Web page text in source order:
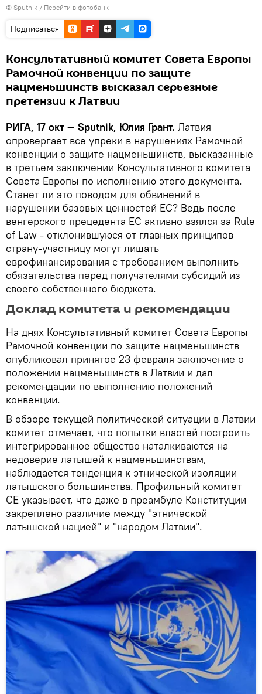
© Sputnik / Перейти в фотобанк
Подписаться
Консультативный комитет Совета Европы
Рамочной конвенции по защите
нацменьшинств высказал серьезные
претензии к Латвии
РИГА, 17 окт — Sputnik, Юлия Грант. Латвия
опровергает все упреки в нарушениях Рамочной
конвенции о защите нацменьшинств, высказанные
в третьем заключении Консультативного комитета
Совета Европы по исполнению этого документа.
Станет ли это поводом для обвинений в
нарушении базовых ценностей ЕС? Ведь после
венгерского прецедента ЕС активно взялся за Rule
of Law - отклонившуюся от главных принципов
страну-участницу могут лишать
еврофинансирования с требованием выполнить
обязательства перед получателями субсидий из
своего собственного бюджета.
Доклад комитета и рекомендации
На днях Консультативный комитет Совета Европы
Рамочной конвенции по защите нацменьшинств
опубликовал принятое 23 февраля заключение о
положении нацменьшинств в Латвии и дал
рекомендации по выполнению положений
конвенции.
В обзоре текущей политической ситуации в Латвии
комитет отмечает, что попытки властей построить
интегрированное общество наталкиваются на
недоверие латышей к нацменьшинствам,
наблюдается тенденция к этнической изоляции
латышского большинства. Профильный комитет
СЕ указывает, что даже в преамбуле Конституции
закреплено различие между "этнической
латышской нацией" и "народом Латвии".